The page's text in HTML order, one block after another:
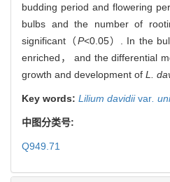
budding period and flowering
bulbs and the number of
significant（P<0.05）. In the
enriched， and the differential
growth and development of L.
Key words: Lilium davidiivar .
中图分类号:
Q949.71